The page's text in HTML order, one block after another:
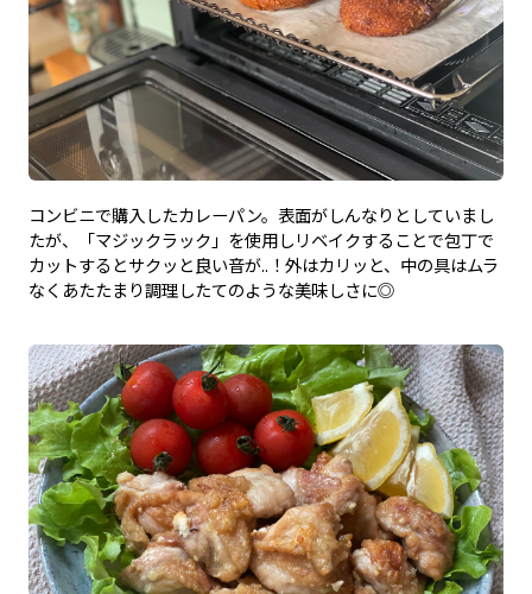
コンビニで購入したカレーパン。表面がしんなりとしていまし
たが、「マジックラック」を使用しリベイクすることで包丁で
カットするとサクッと良い音が..！外はカリッと、中の具はムラ
なくあたたまり調理したてのような美味しさに◎